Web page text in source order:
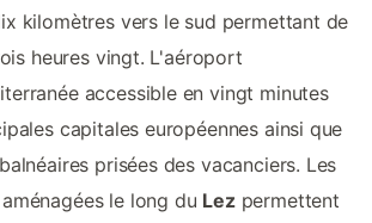
kilomètres vers le sud permettant de
heures vingt. L'aéroport
accessible en vingt minutes
capitales européennes ainsi que
prisées des vacanciers. Les
le long du Lezpermettent